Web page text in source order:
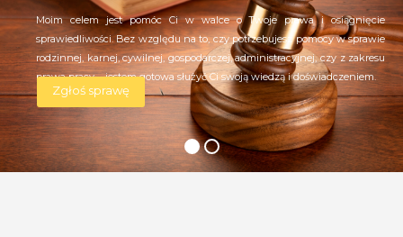
Moim celem jest pomóc Ci w walce o Twoje prawa i osiągnięcie
sprawiedliwości. Bez względu na to, czy potrzebujesz pomocy w sprawie
rodzinnej, karnej, cywilnej, gospodarczej, administracyjnej, czy z zakresu
prawa pracy – jestem gotowa służyć Ci swoją wiedzą i doświadczeniem.
Zgłoś sprawę